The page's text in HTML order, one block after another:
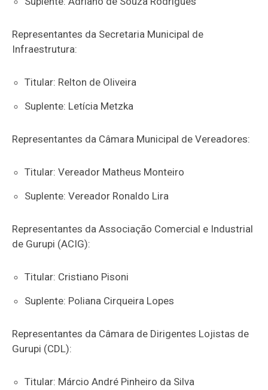
Representantes da Secretaria Municipal de
Infraestrutura:
Titular: Relton de Oliveira
Suplente: Letícia Metzka
Representantes da Câmara Municipal de Vereadores:
Titular: Vereador Matheus Monteiro
Suplente: Vereador Ronaldo Lira
Representantes da Associação Comercial e Industrial
de Gurupi (ACIG):
Titular: Cristiano Pisoni
Suplente: Poliana Cirqueira Lopes
Representantes da Câmara de Dirigentes Lojistas de
Gurupi (CDL):
Titular: Márcio André Pinheiro da Silva